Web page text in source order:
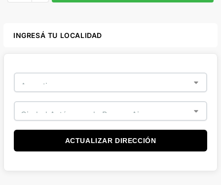
INGRESÁ TU LOCALIDAD
ACTUALIZAR DIRECCIÓN